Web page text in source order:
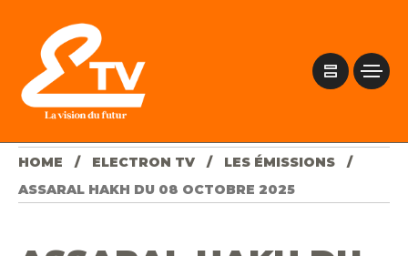
HOME ELECTRON TV
LES ÉMISSIONS
ASSARAL HAKH DU 08 OCTOBRE 2025